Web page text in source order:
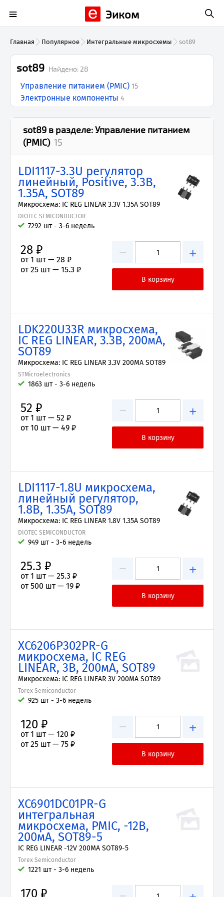
Эиком
Главная Популярное Интегральные микросхемы sot89
sot89 Найдено: 28
Управление питанием (PMIC) 15
Электронные компоненты 4
sot89 в разделе:Управление питанием
(PMIC) 15
LDI1117-3.3U регулятор
линейный, Positive, 3.3В,
1.35А, SOT89
Микросхема: IC REG LINEAR 3.3V 1.35A SOT89
DIOTEC SEMICONDUCTOR
7292 шт - 3-6 недель
− +
28 ₽
от 1 шт — 28 ₽
от 25 шт — 15.3 ₽
LDK220U33R микросхема,
IC REG LINEAR, 3.3В, 200мА,
SOT89
Микросхема: IC REG LINEAR 3.3V 200MA SOT89
STMicroelectronics
1863 шт - 3-6 недель
− +
52 ₽
от 1 шт — 52 ₽
от 10 шт — 49 ₽
LDI1117-1.8U микросхема,
линейный регулятор,
1.8В, 1.35А, SOT89
Микросхема: IC REG LINEAR 1.8V 1.35A SOT89
DIOTEC SEMICONDUCTOR
949 шт - 3-6 недель
− +
25.3 ₽
от 1 шт — 25.3 ₽
от 500 шт — 19 ₽
XC6206P302PR-G
микросхема, IC REG
LINEAR, 3В, 200мА, SOT89
Микросхема: IC REG LINEAR 3V 200MA SOT89
Torex Semiconductor
925 шт - 3-6 недель
− +
120 ₽
от 1 шт — 120 ₽
от 25 шт — 75 ₽
XC6901DC01PR-G
интегральная
микросхема, PMIC, -12В,
200мА, SOT89-5
IC REG LINEAR -12V 200MA SOT89-5
Torex Semiconductor
1221 шт - 3-6 недель
170 ₽